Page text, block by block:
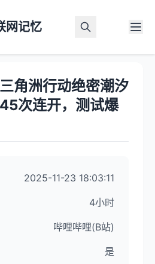
网记忆
角洲行动绝密潮汐
次连开，测试爆
2025-11-23 18:03:11
4小时
哔哩哔哩(B站)
是